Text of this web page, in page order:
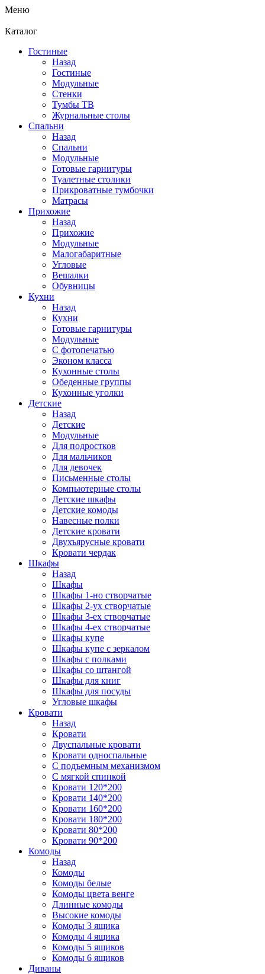
Меню
Каталог
Гостиные
Назад
Гостиные
Модульные
Стенки
Тумбы ТВ
Журнальные столы
Спальни
Назад
Спальни
Модульные
Готовые гарнитуры
Туалетные столики
Прикроватные тумбочки
Матрасы
Прихожие
Назад
Прихожие
Модульные
Малогабаритные
Угловые
Вешалки
Обувницы
Кухни
Назад
Кухни
Готовые гарнитуры
Модульные
С фотопечатью
Эконом класса
Кухонные столы
Обеденные группы
Кухонные уголки
Детские
Назад
Детские
Модульные
Для подростков
Для мальчиков
Для девочек
Письменные столы
Компьютерные столы
Детские шкафы
Детские комоды
Навесные полки
Детские кровати
Двухъярусные кровати
Кровати чердак
Шкафы
Назад
Шкафы
Шкафы 1-но створчатые
Шкафы 2-ух створчатые
Шкафы 3-ех створчатые
Шкафы 4-ех створчатые
Шкафы купе
Шкафы купе с зеркалом
Шкафы с полками
Шкафы со штангой
Шкафы для книг
Шкафы для посуды
Угловые шкафы
Кровати
Назад
Кровати
Двуспальные кровати
Кровати односпальные
С подъемным механизмом
С мягкой спинкой
Кровати 120*200
Кровати 140*200
Кровати 160*200
Кровати 180*200
Кровати 80*200
Кровати 90*200
Комоды
Назад
Комоды
Комоды белые
Комоды цвета венге
Длинные комоды
Высокие комоды
Комоды 3 ящика
Комоды 4 ящика
Комоды 5 ящиков
Комоды 6 ящиков
Диваны